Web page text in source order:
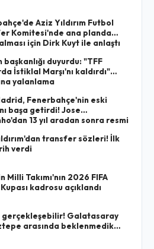
Aziz Yıldırım Futbol
Komitesi'nde ana planda
için Dirk Kuyt ile anlaştı
başkanlığı duyurdu: "TFF
İstiklal Marşı'nı kaldırdı"
yalanlama
Fenerbahçe'nin eski
başa getirdi! Jose
13 yıl aradan sonra resmi
transfer sözleri! İlk
verdi
Milli Takımı'nın 2026 FIFA
kadrosu açıklandı
gerçekleşebilir! Galatasaray
arasında beklenmedik